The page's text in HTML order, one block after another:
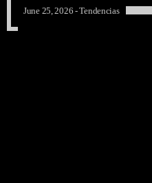
June 25, 2026 -Tendencias